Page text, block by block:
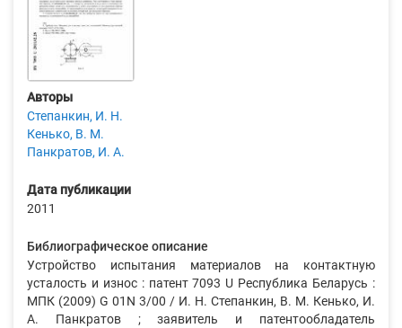
Авторы
Степанкин, И. Н.
Кенько, В. М.
Панкратов, И. А.
Дата публикации
2011
Библиографическое описание
Устройство испытания материалов на контактную
усталость и износ : патент 7093 U Республика Беларусь :
МПК (2009) G 01N 3/00 / И. Н. Степанкин, В. М. Кенько, И.
А. Панкратов ; заявитель и патентообладатель